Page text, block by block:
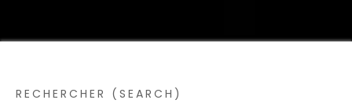
RECHERCHER (SEARCH)